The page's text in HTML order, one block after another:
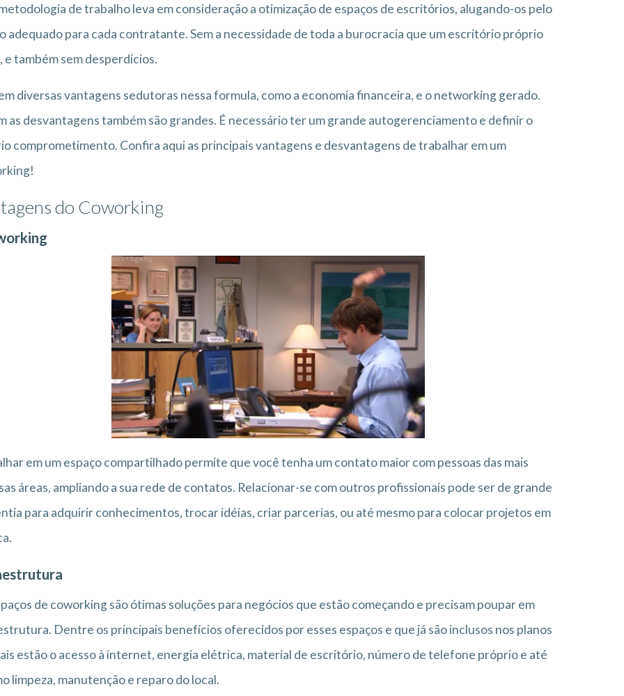
de trabalho leva em consideração a otimização de espaços de escritórios, alugando-os pelo
adequado para cada contratante. Sem a necessidade de toda a burocracia que um escritório próprio
e também sem desperdícios.
diversas vantagens sedutoras nessa formula, como a economia financeira, e o networking gerado.
as desvantagens também são grandes. É necessário ter um grande autogerenciamento e definir o
comprometimento. Confira aqui as principais vantagens e desvantagens de trabalhar em um
do Coworking
em um espaço compartilhado permite que você tenha um contato maior com pessoas das mais
áreas, ampliando a sua rede de contatos. Relacionar-se com outros profissionais pode ser de grande
para adquirir conhecimentos, trocar idéias, criar parcerias, ou até mesmo para colocar projetos em
de coworking são ótimas soluções para negócios que estão começando e precisam poupar em
Dentre os principais benefícios oferecidos por esses espaços e que já são inclusos nos planos
estão o acesso à internet, energia elétrica, material de escritório, número de telefone próprio e até
limpeza, manutenção e reparo do local.